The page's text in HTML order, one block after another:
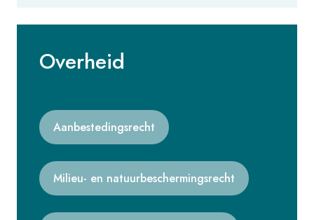
Overheid
Aanbestedingsrecht
Milieu- en natuurbeschermingsrecht